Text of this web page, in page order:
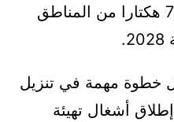
البرنامج الأولوي لتهيئة 750 هكتارا من المناطق
خطوة مهمة في تنزيل
أشغال تهيئة